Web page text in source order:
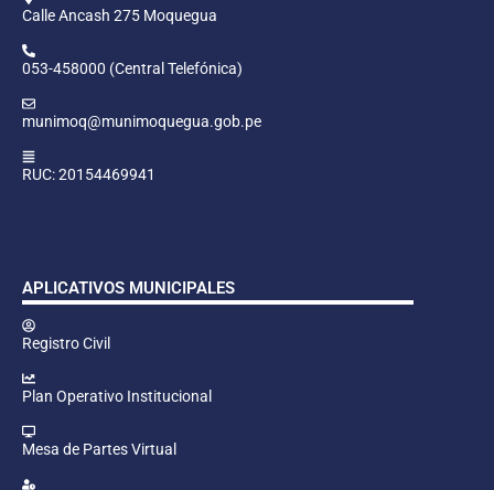
Calle Ancash 275 Moquegua
053-458000 (Central Telefónica)
munimoq@munimoquegua.gob.pe
RUC: 20154469941
APLICATIVOS MUNICIPALES
Registro Civil
Plan Operativo Institucional
Mesa de Partes Virtual